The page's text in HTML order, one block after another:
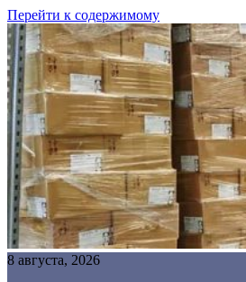
Перейти к содержимому
8 августа, 2026